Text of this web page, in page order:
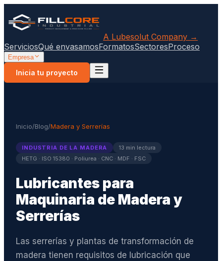
A Lubesolut Company →
ServiciosQué envasamosFormatosSectoresProceso
Empresa
Inicia tu proyecto
Inicio/Blog/Madera y Serrerías
INDUSTRIA DE LA MADERA
13 min lectura
HETG · ISO 15380 · Poliurea · CNC · MDF · FSC
Lubricantes para
Maquinaria de Madera y
Serrerías
Las serrerías y plantas de transformación de
madera tienen requisitos de lubricación que